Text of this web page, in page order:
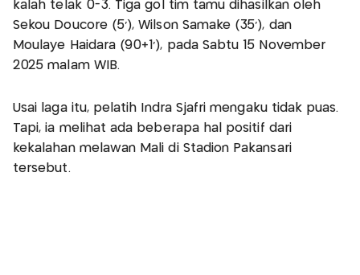
kalah telak 0-3. Tiga gol tim tamu dihasilkan oleh
Sekou Doucore (5'), Wilson Samake (35'), dan
Moulaye Haidara (90+1'), pada Sabtu 15 November
2025 malam WIB.
Usai laga itu, pelatih Indra Sjafri mengaku tidak puas.
Tapi, ia melihat ada beberapa hal positif dari
kekalahan melawan Mali di Stadion Pakansari
tersebut.